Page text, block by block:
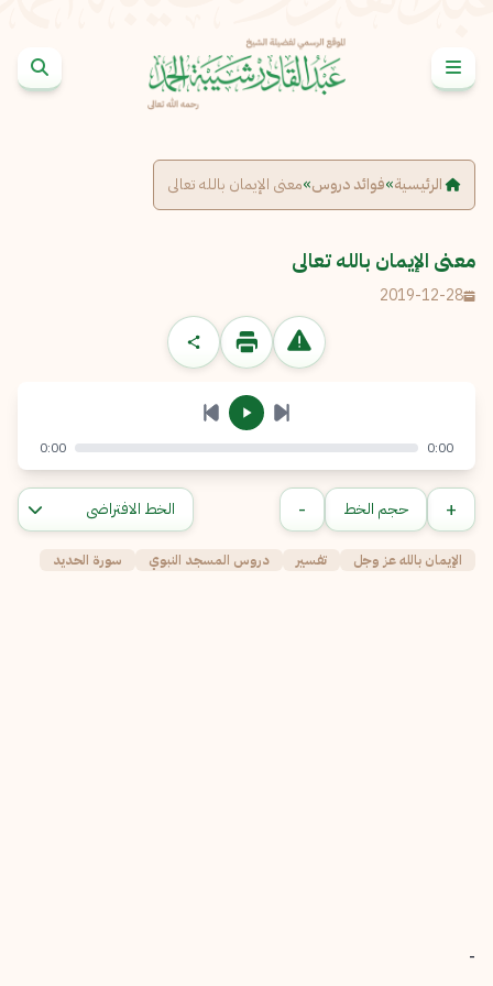
الرئيسية»فوائد دروس»معنى الإيمان بالله تعالى
معنى الإيمان بالله تعالى
2019-12-28
الإبلاغ عن مشكلة
الرسالة
إرسال إلغاء
0:00
0:00
+ حجم الخط -
الإيمان بالله عز وجل تفسير دروس المسجد النبوي سورة الحديد
-